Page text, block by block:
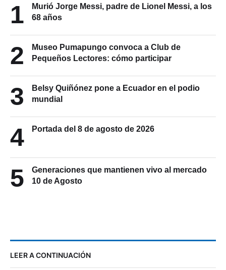
1
Murió Jorge Messi, padre de Lionel Messi, a los
68 años
2
Museo Pumapungo convoca a Club de
Pequeños Lectores: cómo participar
3
Belsy Quiñónez pone a Ecuador en el podio
mundial
4 Portada del 8 de agosto de 2026
5
Generaciones que mantienen vivo al mercado
10 de Agosto
LEER A CONTINUACIÓN